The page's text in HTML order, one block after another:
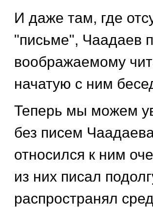
И даже там, где
"письме", Чаадаев
воображаемому
начатую с ним
Теперь мы можем
без писем
относился к ним
из них писал
распространял